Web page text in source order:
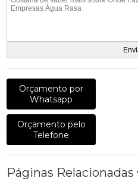
Orçamento por
Whatsapp
Orçamento pelo
Telefone
Páginas Relacionadas